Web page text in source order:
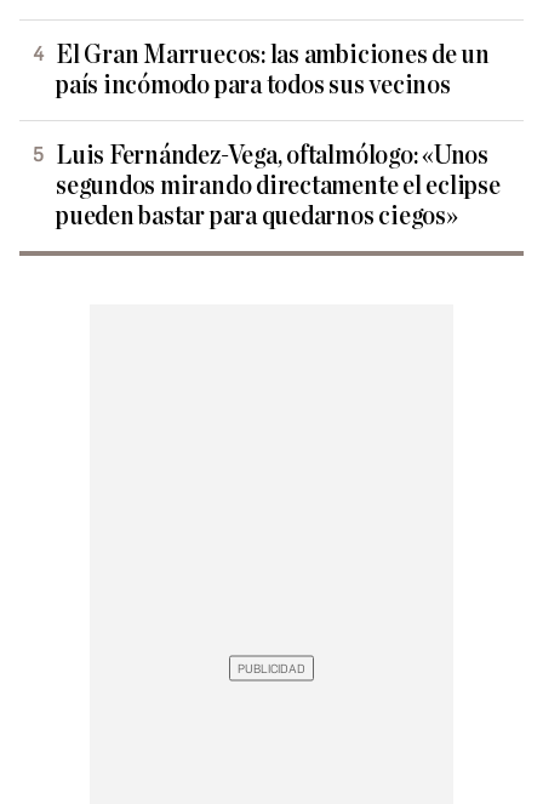
El Gran Marruecos: las ambiciones de un
país incómodo para todos sus vecinos
Luis Fernández-Vega, oftalmólogo: «Unos
segundos mirando directamente el eclipse
pueden bastar para quedarnos ciegos»